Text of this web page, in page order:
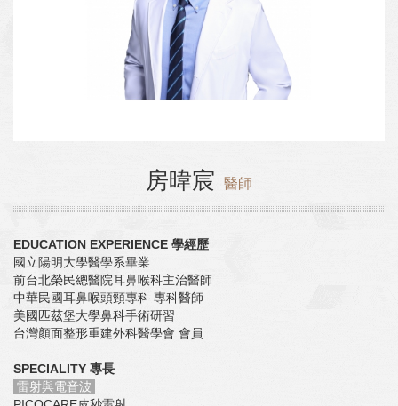
房暐宸 醫師
EDUCATION EXPERIENCE 學經歷
國立陽明大學醫學系畢業
前台北榮民總醫院耳鼻喉科主治醫師
中華民國耳鼻喉頭頸專科 專科醫師
美國匹茲堡大學鼻科手術研習
台灣顏面整形重建外科醫學會 會員
SPECIALITY 專長
雷射與電音波